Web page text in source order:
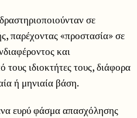
σε
παρέχοντας «προστασία» σε
και
τους ιδιοκτήτες τους, διάφορα
ή μηνιαία βάση.
ευρύ φάσμα απασχόλησης